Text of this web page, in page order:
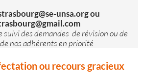
unsa.org ou
suivi des demandes de révision ou de
nos adhérents en priorité
ou recours gracieux